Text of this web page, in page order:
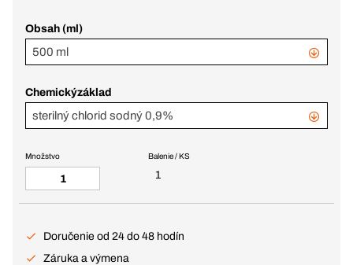
Obsah (ml)
500 ml
Chemickýzáklad
sterilný chlorid sodný 0,9%
Balenie / KS
1
Množstvo
Doručenie od 24 do 48 hodín
Záruka a výmena